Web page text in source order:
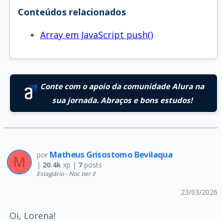
Conteúdos relacionados
Array em JavaScript push()
Conte com o apoio da comunidade Alura na
sua jornada. Abraços e bons estudos!
por Matheus Grisostomo Bevilaqua
| 20.4kxp | 7posts
Estagiário - Noc tier II
23/03/2026
Oi, Lorena!